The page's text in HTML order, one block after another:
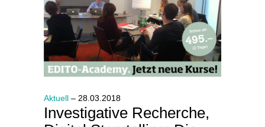
Aktuell – 28.03.2018
Investigative Recherche,